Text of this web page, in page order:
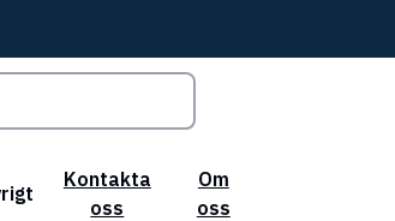
Kontakta
oss
Om
oss